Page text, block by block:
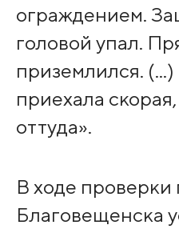
ограждением.
головой упал.
приземлился.
приехала
оттуда».
В ходе проверки
Благовещенска